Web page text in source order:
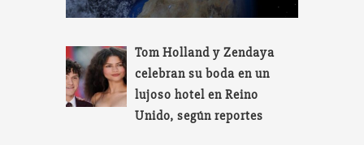
Tom Holland y Zendaya
celebran su boda en un
lujoso hotel en Reino
Unido, según reportes